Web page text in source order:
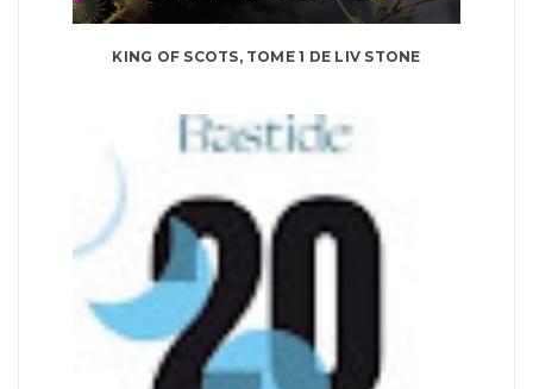
KING OF SCOTS, TOME 1 DE LIV STONE